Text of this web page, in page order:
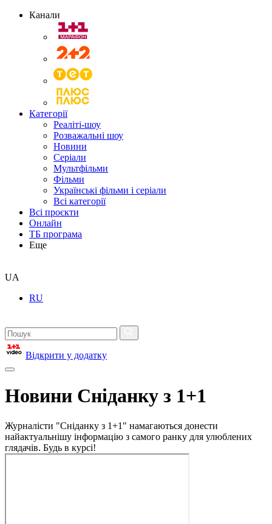
Канали
Категорії
Реаліті-шоу
Розважальні шоу
Новини
Серіали
Мультфільми
Фільми
Українські фільми і серіали
Всі категорії
Всі проєкти
Онлайн
ТБ програма
Еще
UA
RU
Відкрити у додатку
Новини Сніданку з 1+1
Журналісти "Сніданку з 1+1" намагаються донести
найактуальнішу інформацію з самого ранку для улюблених
глядачів. Будь в курсі!